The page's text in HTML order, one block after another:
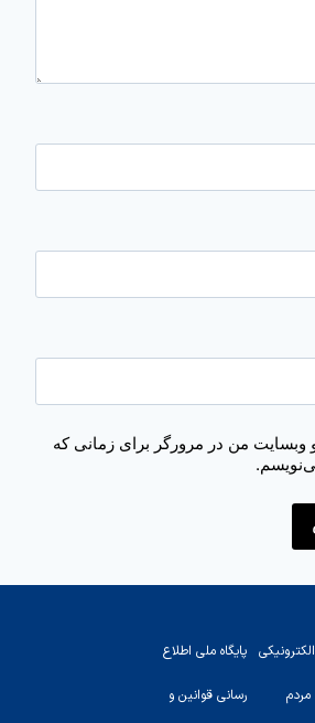
و وبسایت من در مرورگر برای زمانی که
پایگاه ملی اطلاع
رسانی قوانین و